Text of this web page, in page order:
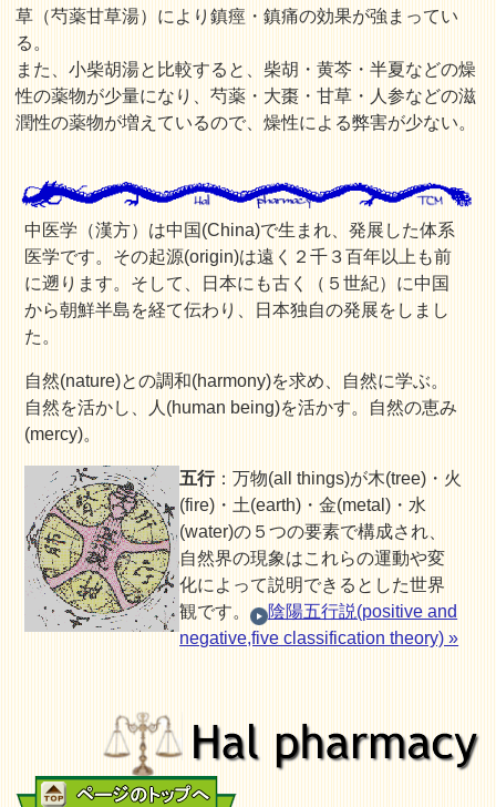
草（芍薬甘草湯）により鎮痙・鎮痛の効果が強まってい
る。
また、小柴胡湯と比較すると、柴胡・黄芩・半夏などの燥
性の薬物が少量になり、芍薬・大棗・甘草・人参などの滋
潤性の薬物が増えているので、燥性による弊害が少ない。
中医学（漢方）は中国(China)で生まれ、発展した体系
医学です。その起源(origin)は遠く２千３百年以上も前
に遡ります。そして、日本にも古く（５世紀）に中国
から朝鮮半島を経て伝わり、日本独自の発展をしまし
た。
自然(nature)との調和(harmony)を求め、自然に学ぶ。
自然を活かし、人(human being)を活かす。自然の恵み
(mercy)。
五行：万物(all things)が木(tree)・火
(fire)・土(earth)・金(metal)・水
(water)の５つの要素で構成され、
自然界の現象はこれらの運動や変
化によって説明できるとした世界
観です。
陰陽五行説(positive and
negative,five classification theory) »